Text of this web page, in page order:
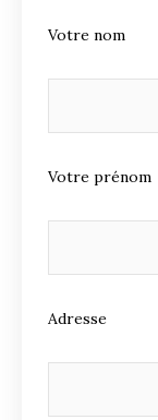
Votre nom
Votre prénom
Adresse